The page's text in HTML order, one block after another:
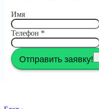
Имя
Телефон *
Отправить заявку!